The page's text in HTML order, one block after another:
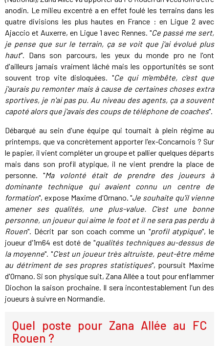
anodin. Le milieu excentré a en effet foulé les terrains dans les
quatre divisions les plus hautes en France : en Ligue 2 avec
Ajaccio et Auxerre, en Ligue 1 avec Rennes. "Ce passé me sert,
je pense que sur le terrain, ça se voit que j'ai évolué plus
haut". Dans son parcours, les yeux du monde pro ne l'ont
d'ailleurs jamais vraiment lâché mais les opportunités se sont
souvent trop vite disloquées. "Ce qui m'embête, c'est que
j'aurais pu remonter mais à cause de certaines choses extra
sportives, je n'ai pas pu. Au niveau des agents, ça a souvent
capoté alors que j'avais des coups de téléphone de coaches".
Débarqué au sein d'une équipe qui tournait à plein régime au
printemps, que va concrètement apporter l'ex-Concarnois ? Sur
le papier, il vient compléter un groupe et pallier quelques départs
mais dans son profil atypique, il ne vient prendre la place de
personne. "Ma volonté était de prendre des joueurs à
dominante technique qui avaient connu un centre de
formation", expose Maxime d'Ornano. "Je souhaite qu'il vienne
amener ses qualités, une plus-value. C'est une bonne
personne, un joueur qui aime le foot et il ne sera pas perdu à
Rouen". Décrit par son coach comme un "profil atypique", le
joueur d'1m64 est doté de "qualités techniques au-dessus de
la moyenne". "C'est un joueur très altruiste, peut-être même
au détriment de ses propres statistiques", poursuit Maxime
d'Ornano. Si son physique suit, Zana Allée a tout pour enflammer
Diochon la saison prochaine. Il sera incontestablement l'un des
joueurs à suivre en Normandie.
Quel poste pour Zana Allée au FC
Rouen ?